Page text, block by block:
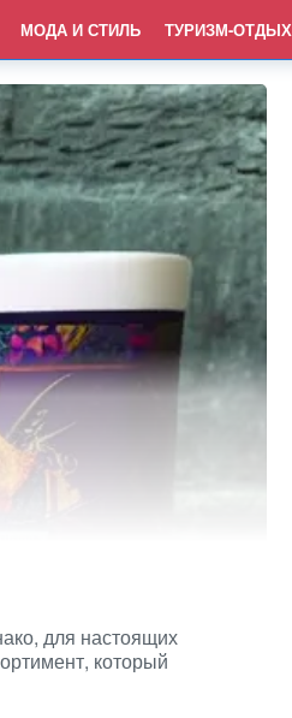
МОДА И СТИЛЬ ТУРИЗМ-ОТДЫХ
для настоящих
который